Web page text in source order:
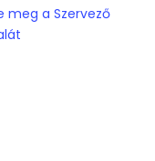
meg a Szervező